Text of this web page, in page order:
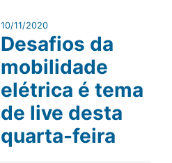
10/11/2020
Desafios da
mobilidade
elétrica é tema
de live desta
quarta-feira